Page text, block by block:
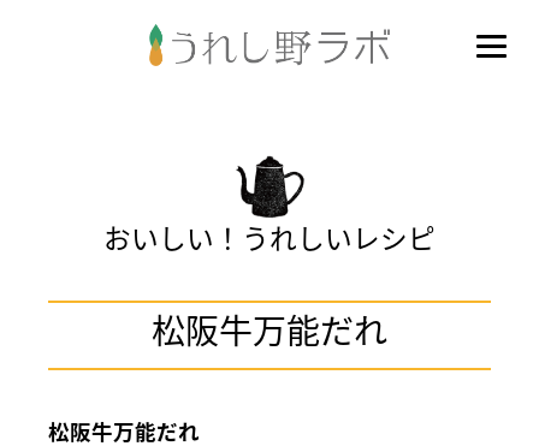
おいしい！うれしいレシピ
松阪牛万能だれ
松阪牛万能だれ